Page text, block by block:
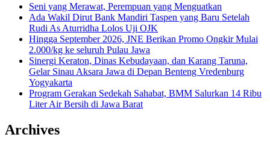
Seni yang Merawat, Perempuan yang Menguatkan
Ada Wakil Dirut Bank Mandiri Taspen yang Baru Setelah
Rudi As Aturridha Lolos Uji OJK
Hingga September 2026, JNE Berikan Promo Ongkir Mulai
2.000/kg ke seluruh Pulau Jawa
Sinergi Keraton, Dinas Kebudayaan, dan Karang Taruna,
Gelar Sinau Aksara Jawa di Depan Benteng Vredenburg
Yogyakarta
Program Gerakan Sedekah Sahabat, BMM Salurkan 14 Ribu
Liter Air Bersih di Jawa Barat
Archives